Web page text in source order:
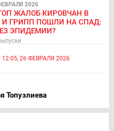
2026
ЖАЛОБ КИРОВЧАН В
ГРИПП ПОШЛИ НА СПАД:
ЭПИДЕМИИ?
12:05, 26 ФЕВРАЛЯ 2026
Топузлиева